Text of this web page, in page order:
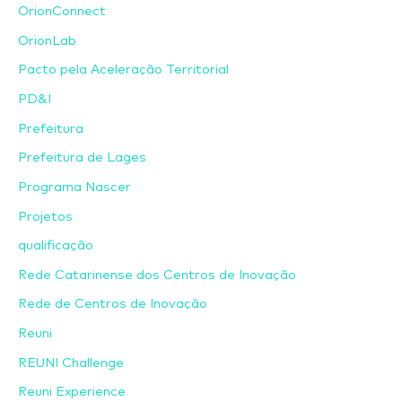
OrionConnect
OrionLab
Pacto pela Aceleração Territorial
PD&I
Prefeitura
Prefeitura de Lages
Programa Nascer
Projetos
qualificação
Rede Catarinense dos Centros de Inovação
Rede de Centros de Inovação
Reuni
REUNI Challenge
Reuni Experience